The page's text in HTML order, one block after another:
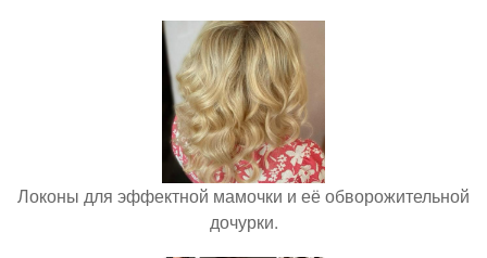
Локоны для эффектной мамочки и её обворожительной
дочурки.